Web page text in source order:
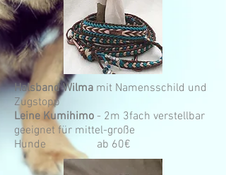
Halsband Wilma mit Namensschild und
Zugstopp
Leine Kumihimo - 2m 3fach verstellbar
geeignet für mittel-große
Hunde ab 60€